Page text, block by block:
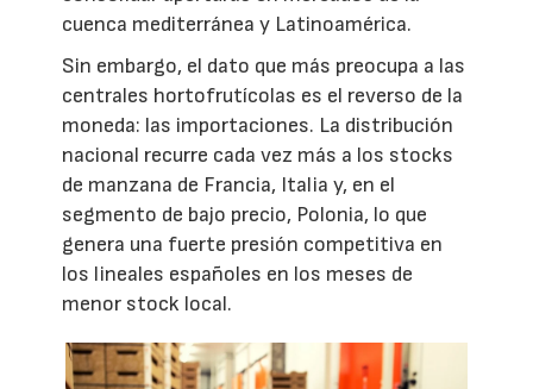
cuenca mediterránea y Latinoamérica.
Sin embargo, el dato que más preocupa a las
centrales hortofrutícolas es el reverso de la
moneda: las importaciones. La distribución
nacional recurre cada vez más a los stocks
de manzana de Francia, Italia y, en el
segmento de bajo precio, Polonia, lo que
genera una fuerte presión competitiva en
los lineales españoles en los meses de
menor stock local.